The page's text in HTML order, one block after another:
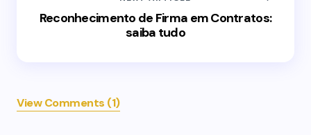
Reconhecimento de Firma em Contratos:
saiba tudo
View Comments (1)